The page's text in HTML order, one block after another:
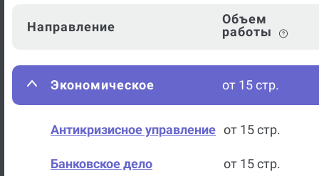
Направление
Объем
работы
Экономическое от 15 стр.
Антикризисное управление от 15 стр.
Банковское дело от 15 стр.